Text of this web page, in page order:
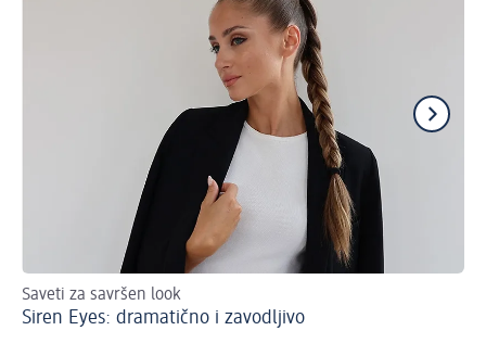
Saveti za savršen look
Siren Eyes: dramatično i zavodljivo